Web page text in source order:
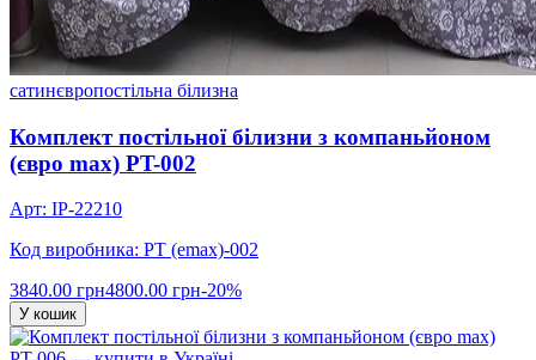
сатинєвропостільна білизна
Комплект постільної білизни з компаньйоном
(євро max) PT-002
Арт: IP-22210
Код виробника: PT (emax)-002
3840.00 грн4800.00 грн-20%
У кошик